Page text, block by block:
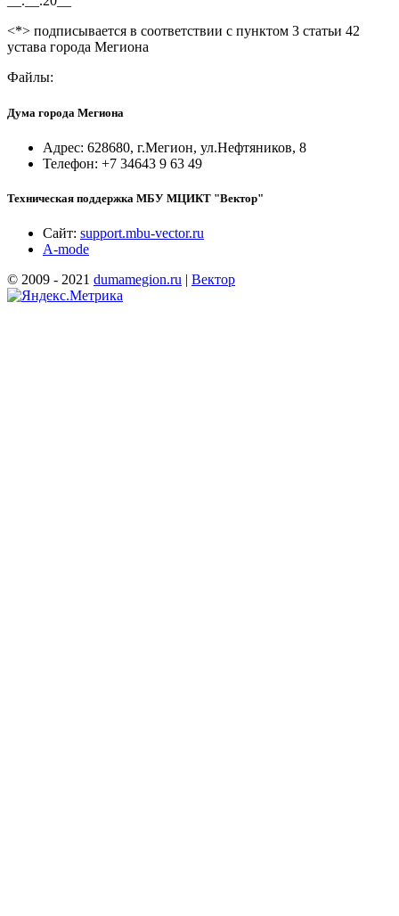
<*> подписывается в соответствии с пунктом 3 статьи 42
устава города Мегиона
Файлы:
Дума города Мегиона
Адрес: 628680, г.Мегион, ул.Нефтяников, 8
Телефон: +7 34643 9 63 49
Техническая поддержка МБУ МЦИКТ "Вектор"
Сайт: support.mbu-vector.ru
A-mode
© 2009 - 2021 dumamegion.ru | Вектор